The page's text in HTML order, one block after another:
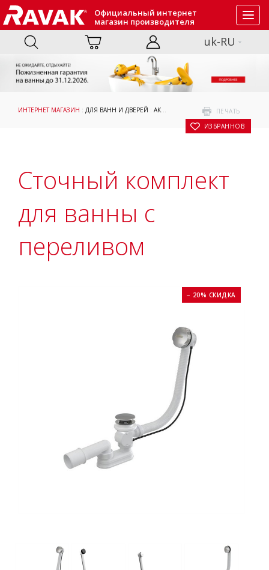
Официальный интернет
магазин производителя
uk-RU
ПЕЧАТЬ
В ИЗБРАННОЕ
ИНТЕРНЕТ МАГАЗИН : ДЛЯ ВАНН И ДВЕРЕЙ : АКСЕССУАРЫ : СТОЧНЫЙ
Сточный комплект
для ванны с
переливом
− 20% СКИДКА